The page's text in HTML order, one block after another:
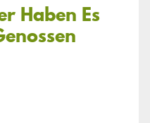
Haben Es